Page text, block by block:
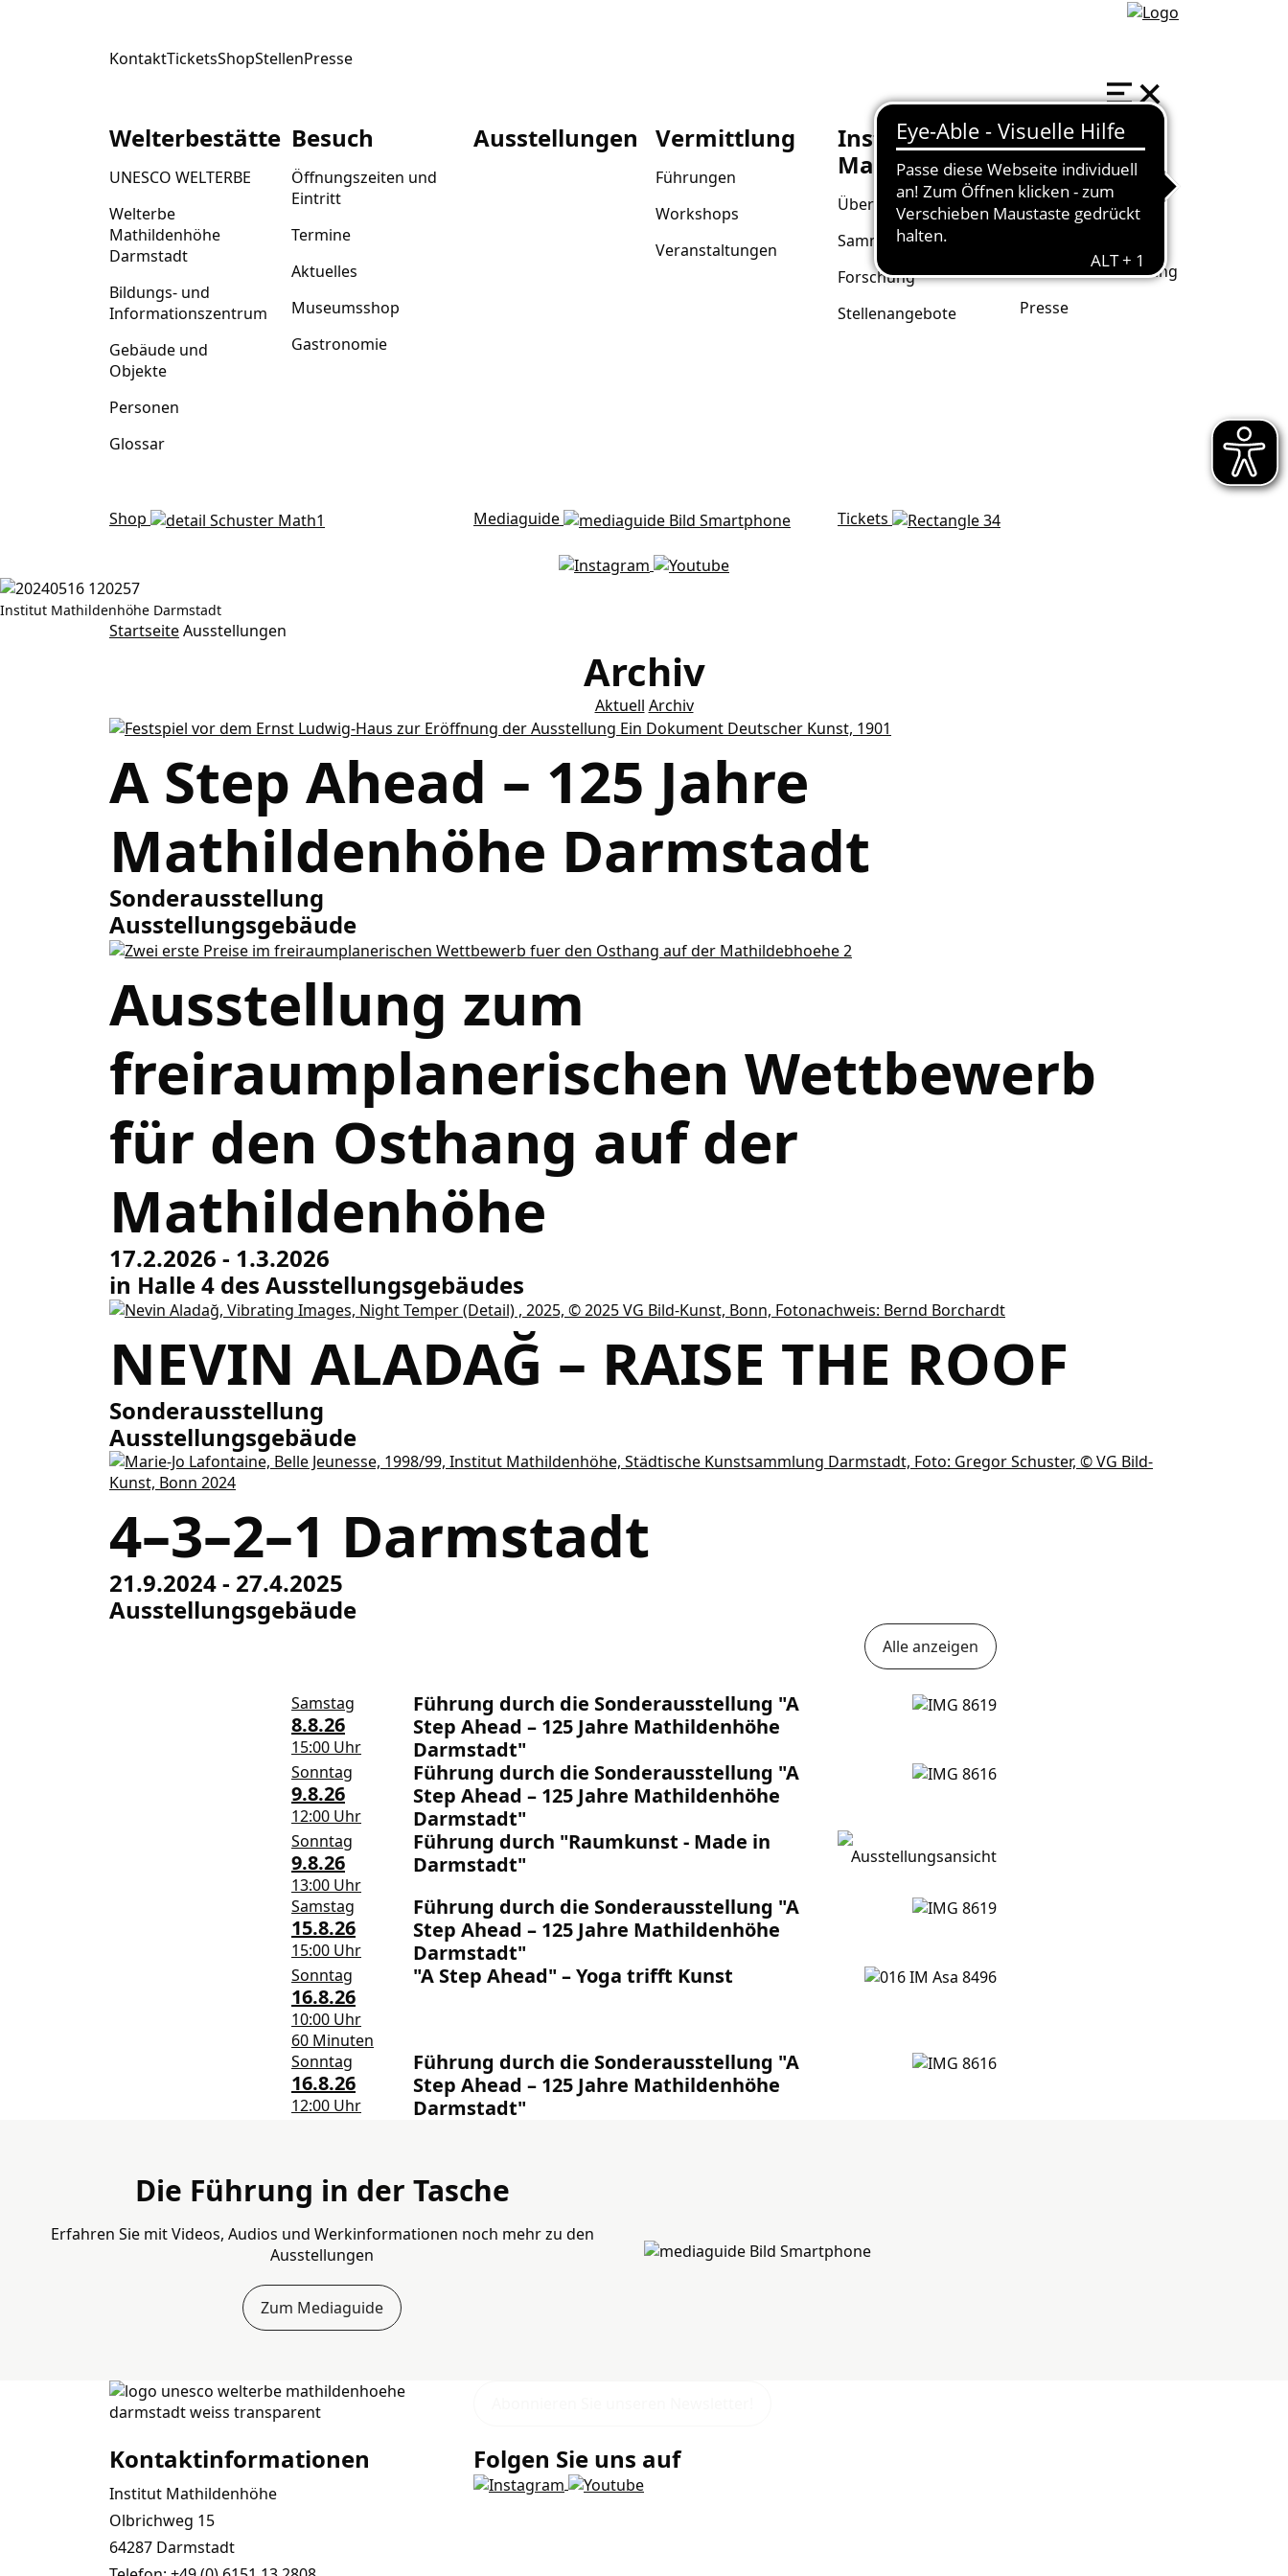
KontaktTicketsShopStellenPresse
Welterbestätte
UNESCO WELTERBE
Welterbe
Mathildenhöhe
Darmstadt
Bildungs- und
Informationszentrum
Gebäude und
Objekte
Personen
Glossar
Besuch
Öffnungszeiten und
Eintritt
Termine
Aktuelles
Museumsshop
Gastronomie
Ausstellungen Vermittlung
Führungen
Workshops
Veranstaltungen
Institut
Mathildenhöhe
Über uns
Sammlung
Forschung
Stellenangebote
Kontakt
Welterbebüro
Institut
Darmstadt Marketing
Presse
Shop Mediaguide Tickets
Institut Mathildenhöhe Darmstadt
Ausstellungen
StartseiteAusstellungen
Archiv
Aktuell Archiv
A Step Ahead – 125 Jahre
Mathildenhöhe Darmstadt
Sonderausstellung
Ausstellungsgebäude
Ausstellung zum
freiraumplanerischen Wettbewerb
für den Osthang auf der
Mathildenhöhe
17.2.2026 - 1.3.2026
in Halle 4 des Ausstellungsgebäudes
NEVIN ALADAĞ – RAISE THE ROOF
Sonderausstellung
Ausstellungsgebäude
4–3–2–1 Darmstadt
21.9.2024 - 27.4.2025
Ausstellungsgebäude
Alle anzeigen
Samstag
8.8.26
15:00 Uhr
Führung durch die Sonderausstellung "A
Step Ahead – 125 Jahre Mathildenhöhe
Darmstadt"
Sonntag
9.8.26
12:00 Uhr
Führung durch die Sonderausstellung "A
Step Ahead – 125 Jahre Mathildenhöhe
Darmstadt"
Sonntag
9.8.26
13:00 Uhr
Führung durch "Raumkunst - Made in
Darmstadt"
Samstag
15.8.26
15:00 Uhr
Führung durch die Sonderausstellung "A
Step Ahead – 125 Jahre Mathildenhöhe
Darmstadt"
Sonntag
16.8.26
10:00 Uhr
60 Minuten
"A Step Ahead" – Yoga trifft Kunst
Sonntag
16.8.26
12:00 Uhr
Führung durch die Sonderausstellung "A
Step Ahead – 125 Jahre Mathildenhöhe
Darmstadt"
Die Führung in der Tasche
Erfahren Sie mit Videos, Audios und Werkinformationen noch mehr zu den
Ausstellungen
Zum Mediaguide
Kontaktinformationen
Institut Mathildenhöhe
Olbrichweg 15
64287 Darmstadt
Folgen Sie uns auf